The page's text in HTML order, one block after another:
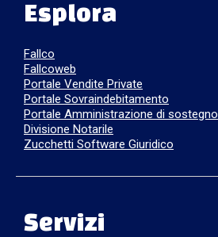
Esplora
Fallco
Fallcoweb
Portale Vendite Private
Portale Sovraindebitamento
Portale Amministrazione di sostegno
Divisione Notarile
Zucchetti Software Giuridico
Servizi